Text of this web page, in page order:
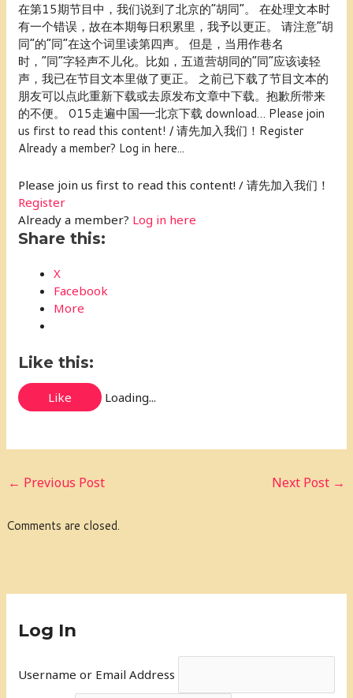
在第15期节目中，我们说到了北京的“胡同”。 在处理文本时
有一个错误，故在本期每日积累里，我予以更正。 请注意“胡
同”的“同”在这个词里读第四声。 但是，当用作巷名
时，“同”字轻声不儿化。比如，五道营胡同的“同”应该读轻
声，我已在节目文本里做了更正。 之前已下载了节目文本的
朋友可以点此重新下载或去原发布文章中下载。抱歉所带来
的不便。 015走遍中国——北京下载 download… Please join
us first to read this content! / 请先加入我们！Register
Already a member? Log in here...
Please join us first to read this content! / 请先加入我们！
Register
Already a member? Log in here
Share this:
X
Facebook
More
Like this:
Like Loading...
← Previous Post Next Post →
Comments are closed.
Log In
Username or Email Address